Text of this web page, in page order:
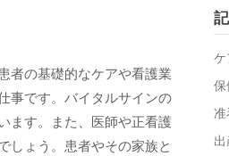
者の基礎的なケアや看護業
事です。バイタルサインの
ます。また、医師や正看護
しょう。患者やその家族と